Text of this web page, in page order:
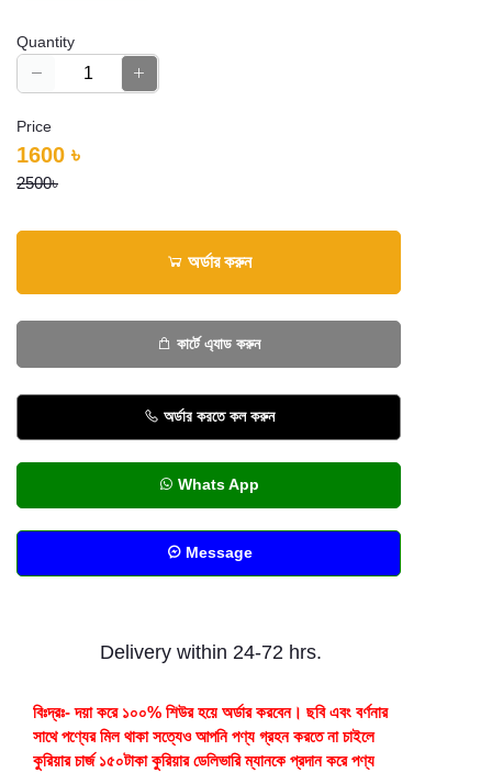
Quantity
Price
1600 ৳
2500৳
অর্ডার করুন
কার্টে এ্যাড করুন
অর্ডার করতে কল করুন
Whats App
Message
Delivery within 24-72 hrs.
বিঃদ্রঃ- দয়া করে ১০০% শিউর হয়ে অর্ডার করবেন। ছবি এবং বর্ণনার
সাথে পণ্যের মিল থাকা সত্যেও আপনি পণ্য গ্রহন করতে না চাইলে
কুরিয়ার চার্জ ১৫০টাকা কুরিয়ার ডেলিভারি ম্যানকে প্রদান করে পণ্য